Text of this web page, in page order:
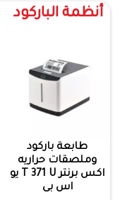
أنظمة الباركود
طابعة باركود
وملصقات حراريه
اكس برنتر T 371 U يو
اس بى